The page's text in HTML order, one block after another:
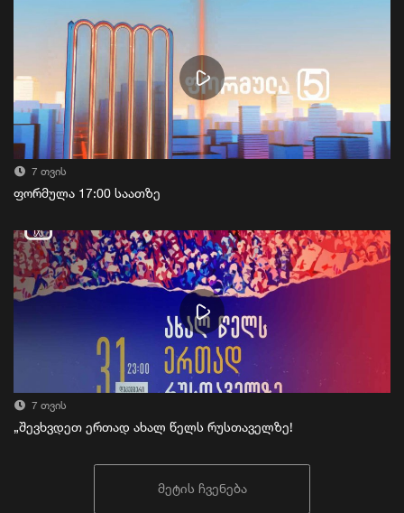
7 თვის
ფორმულა 17:00 საათზე
7 თვის
„შევხვდეთ ერთად ახალ წელს რუსთაველზე!
მეტის ჩვენება